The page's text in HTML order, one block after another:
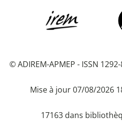
© ADIREM-APMEP - ISSN
Mise à jour 07/08/2026
17163 dans